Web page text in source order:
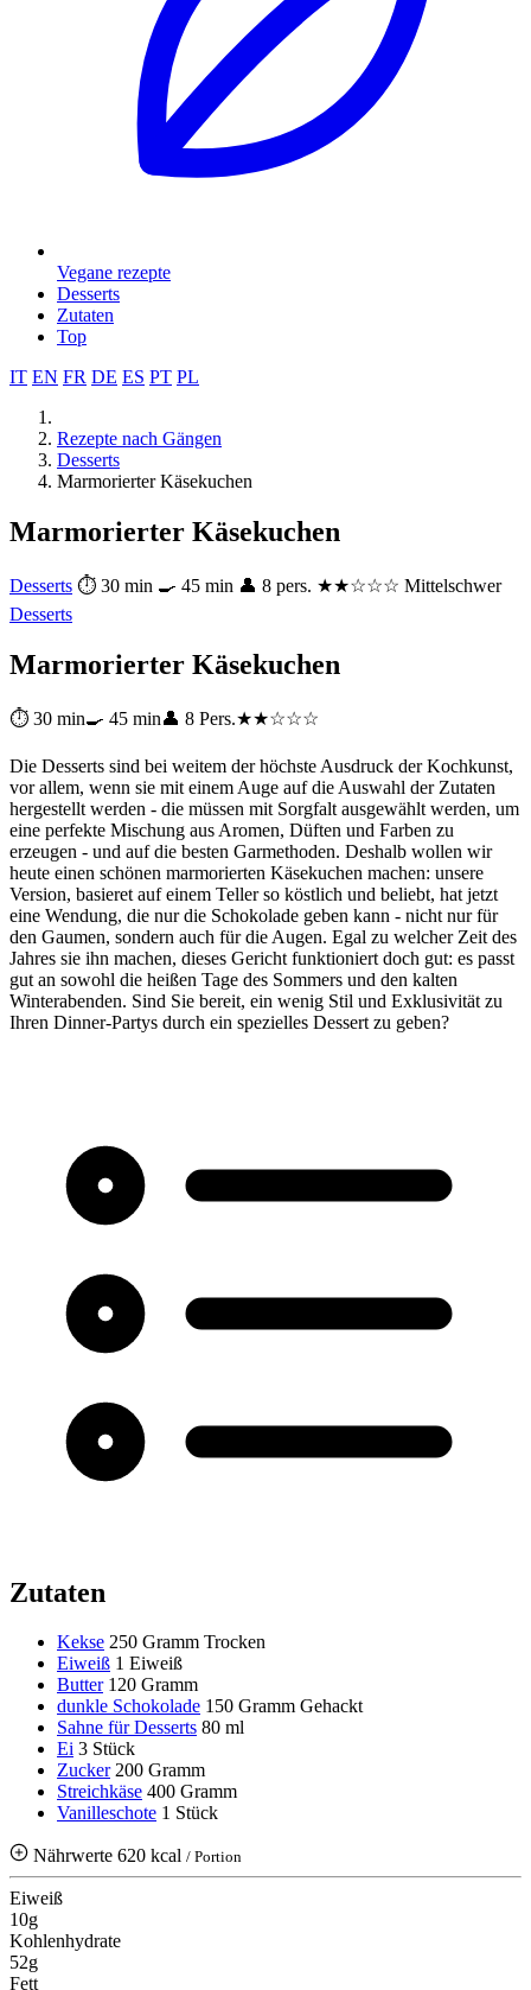
Vegane rezepte
Desserts
Zutaten
Top
IT EN FR DE ES PT PL
Rezepte nach Gängen
Desserts
Marmorierter Käsekuchen
Marmorierter Käsekuchen
Desserts ⏱ 30 min 🍳 45 min 👤 8 pers. ★★☆☆☆ Mittelschwer
Desserts
Marmorierter Käsekuchen
⏱ 30 min🍳 45 min👤 8 Pers.★★☆☆☆
Die Desserts sind bei weitem der höchste Ausdruck der Kochkunst,
vor allem, wenn sie mit einem Auge auf die Auswahl der Zutaten
hergestellt werden - die müssen mit Sorgfalt ausgewählt werden, um
eine perfekte Mischung aus Aromen, Düften und Farben zu
erzeugen - und auf die besten Garmethoden. Deshalb wollen wir
heute einen schönen marmorierten Käsekuchen machen: unsere
Version, basieret auf einem Teller so köstlich und beliebt, hat jetzt
eine Wendung, die nur die Schokolade geben kann - nicht nur für
den Gaumen, sondern auch für die Augen. Egal zu welcher Zeit des
Jahres sie ihn machen, dieses Gericht funktioniert doch gut: es passt
gut an sowohl die heißen Tage des Sommers und den kalten
Winterabenden. Sind Sie bereit, ein wenig Stil und Exklusivität zu
Ihren Dinner-Partys durch ein spezielles Dessert zu geben?
Zutaten
Kekse 250 Gramm Trocken
Eiweiß 1 Eiweiß
Butter 120 Gramm
dunkle Schokolade 150 Gramm Gehackt
Sahne für Desserts 80 ml
Ei 3 Stück
Zucker 200 Gramm
Streichkäse 400 Gramm
Vanilleschote 1 Stück
Nährwerte 620 kcal / Portion
Eiweiß
10g
Kohlenhydrate
52g
Fett